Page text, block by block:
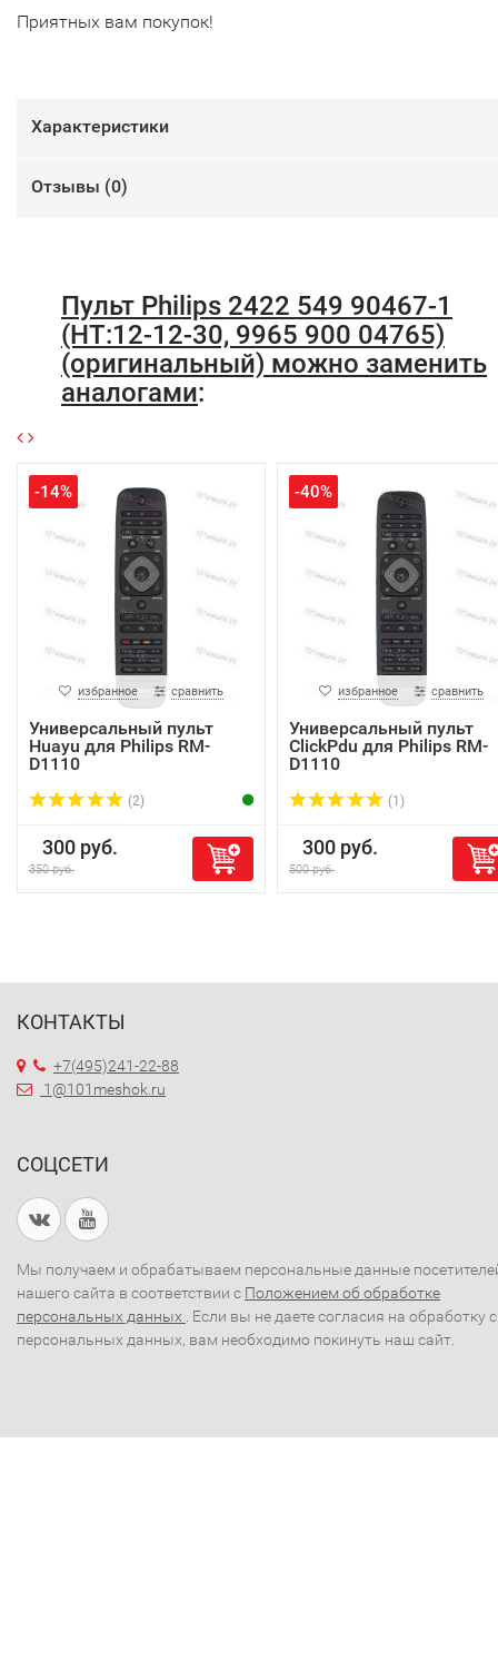
Приятных вам покупок!
Характеристики
Отзывы (0)
Пульт Philips 2422 549 90467-1
(HT:12-12-30, 9965 900 04765)
(оригинальный) можно заменить
аналогами:
-14%
избранное сравнить
Универсальный пульт
Huayu для Philips RM-
D1110
(2)
300 руб.
350 руб.
-40%
избранное сравнить
Универсальный пульт
ClickPdu для Philips RM-
D1110
(1)
300 руб.
500 руб.
КОНТАКТЫ
+7(495)241-22-88
1@101meshok.ru
СОЦСЕТИ
Мы получаем и обрабатываем персональные данные
нашего сайта в соответствии с Положением об обработке
персональных данных . Если вы не даете согласия на обработку
персональных данных, вам необходимо покинуть наш сайт.